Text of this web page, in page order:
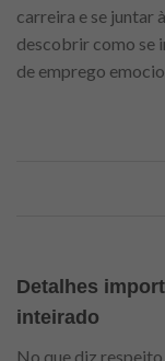
carreira e se juntar
descobrir como se
de emprego
Detalhes
inteirado
No que diz